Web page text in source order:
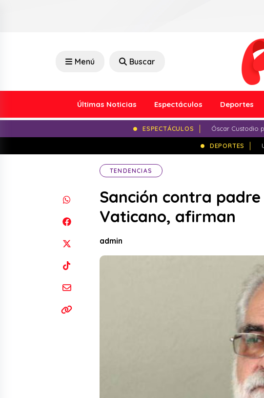
Menú Buscar
Últimas Noticias Espectáculos Deportes
ESPECTÁCULOS Óscar Custodio
DEPORTES
TENDENCIAS
Sanción contra
Vaticano, afirman
admin